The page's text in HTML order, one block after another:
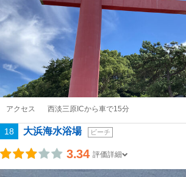
アクセス 西淡三原ICから車で15分
18 大浜海水浴場 ビーチ
3.34 評価詳細